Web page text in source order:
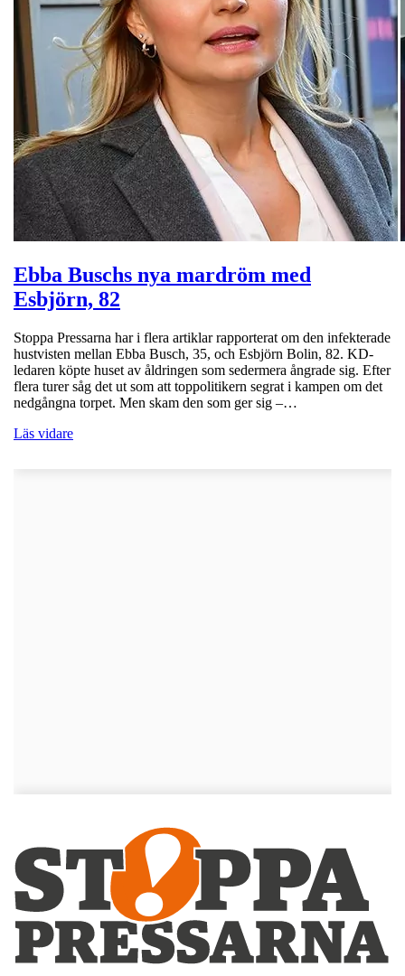
Ebba Buschs nya mardröm med
Esbjörn, 82
Stoppa Pressarna har i flera artiklar rapporterat om den infekterade
hustvisten mellan Ebba Busch, 35, och Esbjörn Bolin, 82. KD-
ledaren köpte huset av åldringen som sedermera ångrade sig. Efter
flera turer såg det ut som att toppolitikern segrat i kampen om det
nedgångna torpet. Men skam den som ger sig –…
Läs vidare